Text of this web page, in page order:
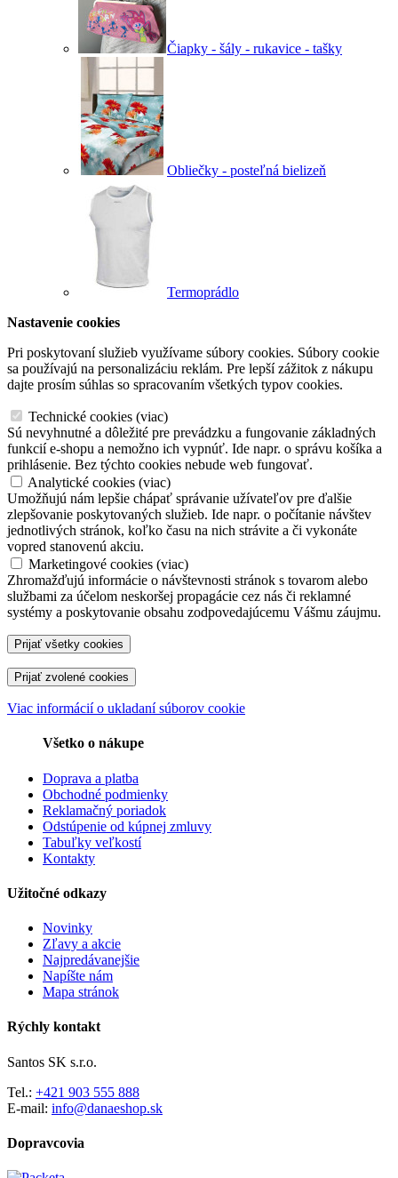
Čiapky - šály - rukavice - tašky
Obliečky - posteľná bielizeň
Termoprádlo
Nastavenie cookies
Pri poskytovaní služieb využívame súbory cookies. Súbory cookie
sa používajú na personalizáciu reklám. Pre lepší zážitok z nákupu
dajte prosím súhlas so spracovaním všetkých typov cookies.
Technické cookies (viac)
Sú nevyhnutné a dôležité pre prevádzku a fungovanie základných
funkcií e-shopu a nemožno ich vypnúť. Ide napr. o správu košíka a
prihlásenie. Bez týchto cookies nebude web fungovať.
Analytické cookies (viac)
Umožňujú nám lepšie chápať správanie užívateľov pre ďalšie
zlepšovanie poskytovaných služieb. Ide napr. o počítanie návštev
jednotlivých stránok, koľko času na nich strávite a či vykonáte
vopred stanovenú akciu.
Marketingové cookies (viac)
Zhromažďujú informácie o návštevnosti stránok s tovarom alebo
službami za účelom neskoršej propagácie cez nás či reklamné
systémy a poskytovanie obsahu zodpovedajúcemu Vášmu záujmu.
Viac informácií o ukladaní súborov cookie
Všetko o nákupe
Doprava a platba
Obchodné podmienky
Reklamačný poriadok
Odstúpenie od kúpnej zmluvy
Tabuľky veľkostí
Kontakty
Užitočné odkazy
Novinky
Zľavy a akcie
Najpredávanejšie
Napíšte nám
Mapa stránok
Rýchly kontakt
Santos SK s.r.o.
Tel.: +421 903 555 888
E-mail: info@danaeshop.sk
Dopravcovia